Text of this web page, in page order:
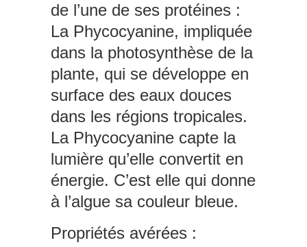
de l’une de ses protéines :
La Phycocyanine, impliquée
dans la photosynthèse de la
plante, qui se développe en
surface des eaux douces
dans les régions tropicales.
La Phycocyanine capte la
lumière qu’elle convertit en
énergie. C’est elle qui donne
à l’algue sa couleur bleue.
Propriétés avérées :